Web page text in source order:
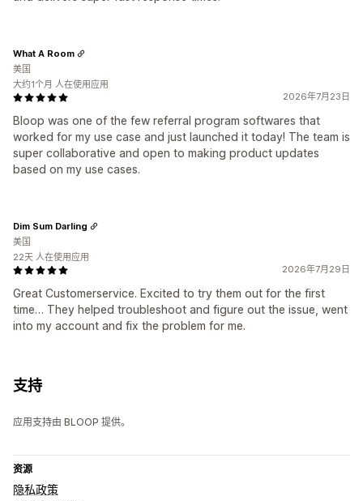
2026年7月23日
Bloop was one of the few referral program softwares that
worked for my use case and just launched it today! The team is
super collaborative and open to making product updates
based on my use cases.
What A Room
美国
大约1个月 人在使用应用
2026年7月29日
Great Customerservice. Excited to try them out for the first
time… They helped troubleshoot and figure out the issue, went
into my account and fix the problem for me.
Dim Sum Darling
美国
22天 人在使用应用
支持
应用支持由 BLOOP 提供。
资源
隐私政策